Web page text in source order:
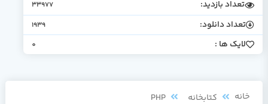
تعداد بازدید: 33977
تعداد دانلود: 1939
لایک ها : 0
خانه کتابخانه
PHP